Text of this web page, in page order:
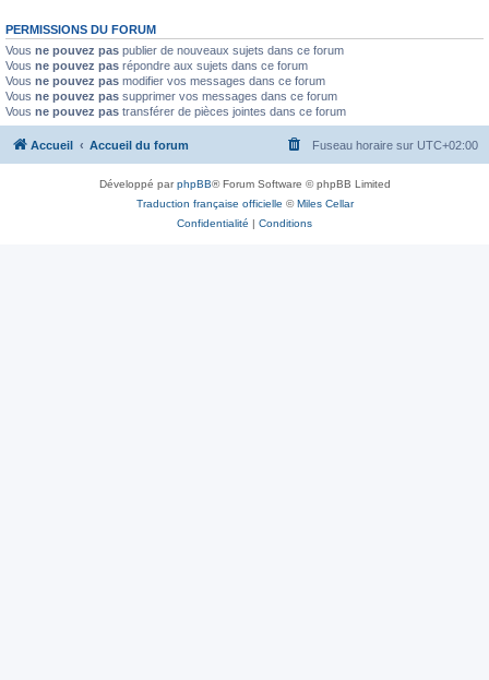
PERMISSIONS DU FORUM
Vous ne pouvez pas publier de nouveaux sujets dans ce forum
Vous ne pouvez pas répondre aux sujets dans ce forum
Vous ne pouvez pas modifier vos messages dans ce forum
Vous ne pouvez pas supprimer vos messages dans ce forum
Vous ne pouvez pas transférer de pièces jointes dans ce forum
Accueil Accueil du forum Fuseau horaire sur UTC+02:00
Développé parphpBB® Forum Software © phpBB Limited
Traduction française officielle ©Miles Cellar
Confidentialité | Conditions